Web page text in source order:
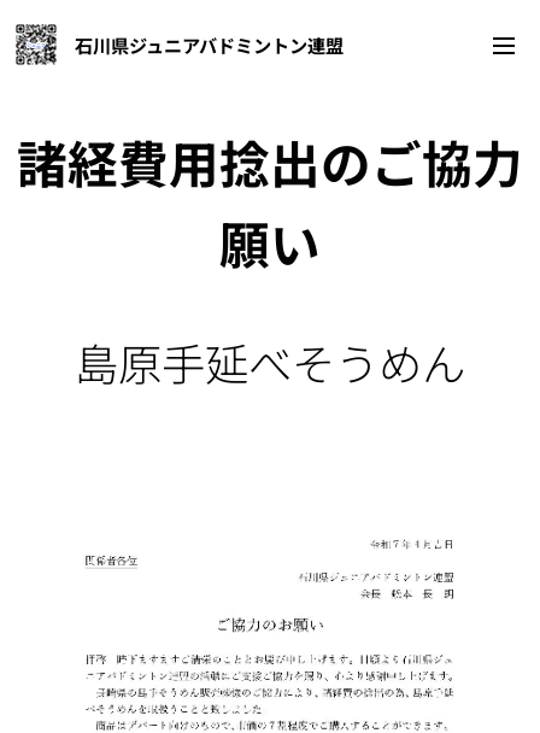
石川県ジュニアバドミントン連盟
諸経費用捻出のご協力
願い
島原手延べそうめん